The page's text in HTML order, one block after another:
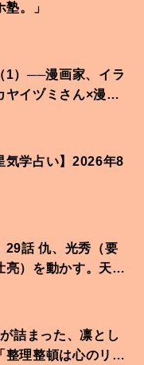
塾。」
1）──漫画家、イラ
ヤイヅミさん×漫画
気学占い】2026年8
29話 仇、光秀（要
亮）を動かす。天下
詰まった、凛とし
整理整頓は心のリズ